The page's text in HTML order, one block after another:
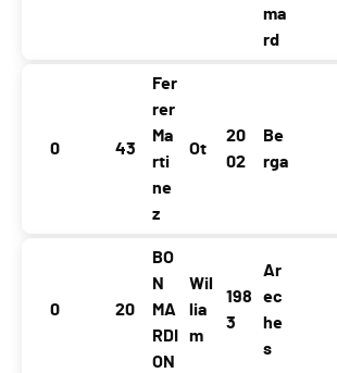
ma
rd
0 43
Fer
rer
Ma
rti
ne
z
Ot
20
02
Be
rga
0 20
BO
N
MA
RDI
ON
Wil
lia
m
198
3
Ar
ec
he
s